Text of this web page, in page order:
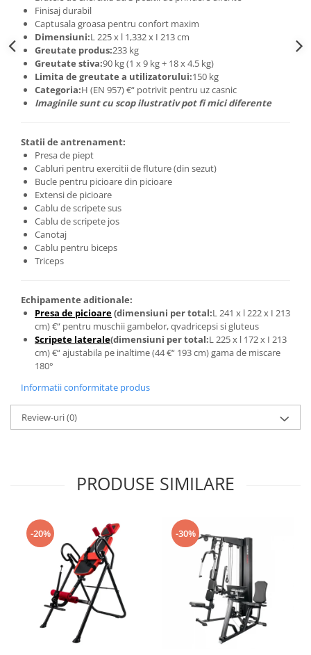
Finisaj durabil
Captusala groasa pentru confort maxim
Dimensiuni:L 225 x l 1,332 x I 213 cm
Greutate produs:233 kg
Greutate stiva:90 kg (1 x 9 kg + 18 x 4.5 kg)
Limita de greutate a utilizatorului:150 kg
Categoria:H (EN 957) €“ potrivit pentru uz casnic
Imaginile sunt cu scop ilustrativ pot fi mici diferente
Statii de antrenament:
Presa de piept
Cabluri pentru exercitii de fluture (din sezut)
Bucle pentru picioare din picioare
Extensi de picioare
Cablu de scripete sus
Cablu de scripete jos
Canotaj
Cablu pentru biceps
Triceps
Echipamente aditionale:
Presa de picioare(dimensiuni per total:L 241 x l 222 x I 213
cm) €“ pentru muschii gambelor, qvadricepsi si gluteus
Scripete laterale(dimensiuni per total:L 225 x l 172 x I 213
cm) €“ ajustabila pe inaltime (44 €“ 193 cm) gama de miscare
180°
Informatii conformitate produs
Review-uri(0)
PRODUSE SIMILARE
-20% -30%